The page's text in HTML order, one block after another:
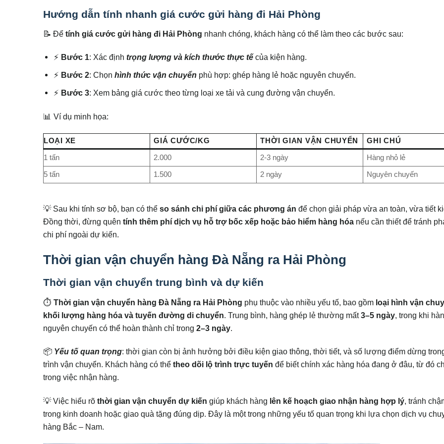
Hướng dẫn tính nhanh giá cước gửi hàng đi Hải Phòng
📝 Để tính giá cước gửi hàng đi Hải Phòng nhanh chóng, khách hàng có thể làm theo các bước sau:
⚡ Bước 1: Xác địnhtrọng lượng và kích thước thực tế của kiện hàng.
⚡ Bước 2: Chọnhình thức vận chuyển phù hợp: ghép hàng lẻ hoặc nguyên chuyến.
⚡ Bước 3: Xem bảng giá cước theo từng loại xe tải và cung đường vận chuyển.
📊 Ví dụ minh họa:
LOẠI XE GIÁ CƯỚC/KG THỜI GIAN VẬN CHUYỂN GHI CHÚ
1 tấn 2.000 2-3 ngày Hàng nhỏ lẻ
5 tấn 1.500 2 ngày Nguyên chuyến
💡 Sau khi tính sơ bộ, bạn có thể so sánh chi phí giữa các phương án để chọn giải pháp vừa an toàn, vừa tiết
Đồng thời, đừng quên tính thêm phí dịch vụ hỗ trợ bốc xếp hoặc bảo hiểm hàng hóa nếu cần thiết để tránh
chi phí ngoài dự kiến.
Thời gian vận chuyển hàng Đà Nẵng ra Hải Phòng
Thời gian vận chuyển trung bình và dự kiến
⏱ Thời gian vận chuyển hàng Đà Nẵng ra Hải Phòng phụ thuộc vào nhiều yếu tố, bao gồm loại hình vận
khối lượng hàng hóa và tuyến đường di chuyển. Trung bình, hàng ghép lẻ thường mất3–5 ngày, trong khi
nguyên chuyến có thể hoàn thành chỉ trong 2–3 ngày.
📦 Yếu tố quan trọng: thời gian còn bị ảnh hưởng bởi điều kiện giao thông, thời tiết, và số lượng điểm dừng
trình vận chuyển. Khách hàng có thể theo dõi lộ trình trực tuyến để biết chính xác hàng hóa đang ở đâu, từ đó
trong việc nhận hàng.
💡 Việc hiểu rõ thời gian vận chuyển dự kiến giúp khách hàng lên kế hoạch giao nhận hàng hợp lý , tránh
trong kinh doanh hoặc giao quà tặng đúng dịp. Đây là một trong những yếu tố quan trọng khi lựa chọn dịch vụ
hàng Bắc – Nam.